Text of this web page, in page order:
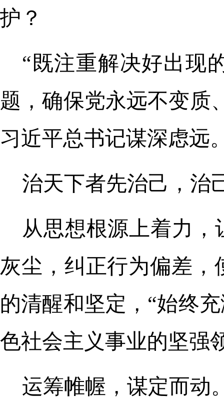
护？
“既注重解决好出现
题，确保党永远不变质
习近平总书记谋深虑远
治天下者先治己，治
从思想根源上着力
灰尘，纠正行为偏差
的清醒和坚定，“始终
色社会主义事业的坚强
运筹帷幄，谋定而动